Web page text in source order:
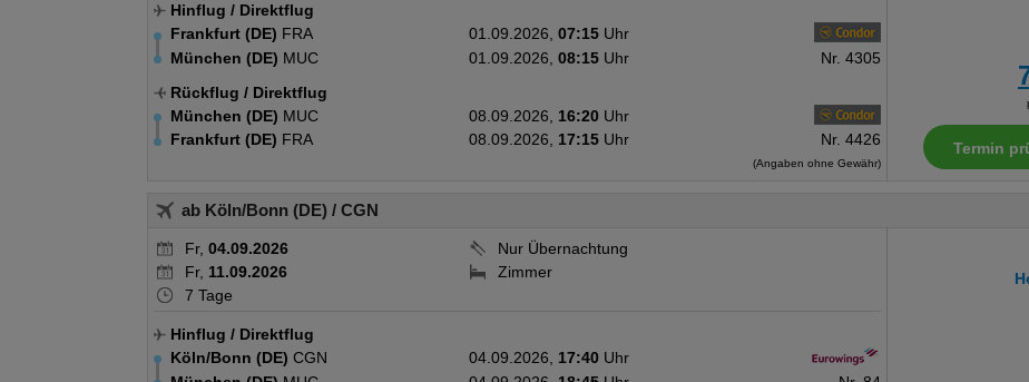
Hinflug / Direktflug
Frankfurt (DE) FRA 01.09.2026, 07:15 Uhr
München (DE) MUC 01.09.2026, 08:15 Uhr
Nr. 4305
Rückflug / Direktflug
München (DE) MUC 08.09.2026, 16:20 Uhr
Frankfurt (DE) FRA 08.09.2026, 17:15 Uhr Nr. 4426
(Angaben ohne Gewähr)
Termin
ab Köln/Bonn (DE) / CGN
Fr, 04.09.2026
Fr, 11.09.2026
7 Tage
Nur Übernachtung
Zimmer
Hinflug / Direktflug
Köln/Bonn (DE) CGN 04.09.2026, 17:40 Uhr